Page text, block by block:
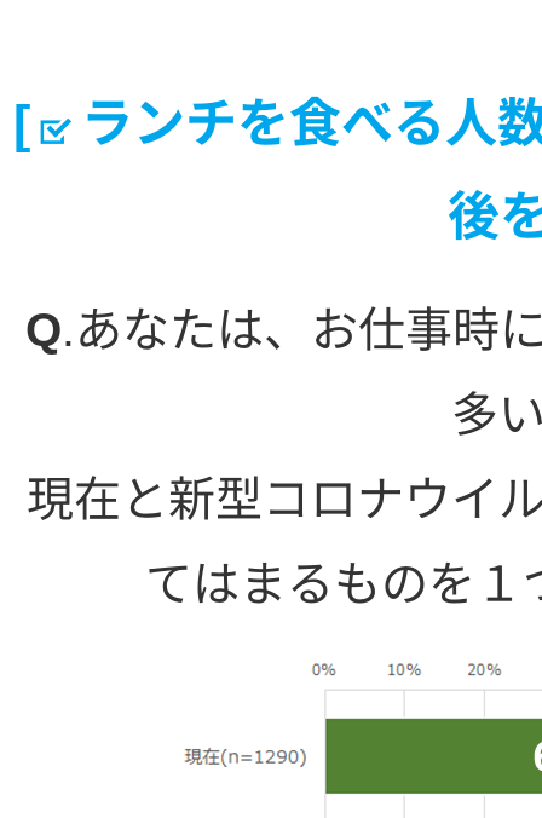
[
ランチを食べる人
後
Q.あなたは、お仕事時
多
現在と新型コロナウイ
てはまるものを